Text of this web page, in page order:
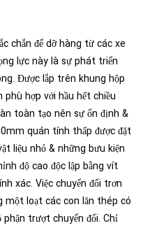
chắn để dỡ hàng từ các xe
lực này là sự phát triển
Được lắp trên khung hộp
phù hợp với hầu hết chiều
toàn tạo nên sự ổn định &
quán tính thấp được đặt
liệu nhỏ & những bưu kiện
độ cao độc lập bằng vít
xác. Việc chuyển đổi trơn
một loạt các con lăn thép có
trượt chuyển đổi. Chỉ